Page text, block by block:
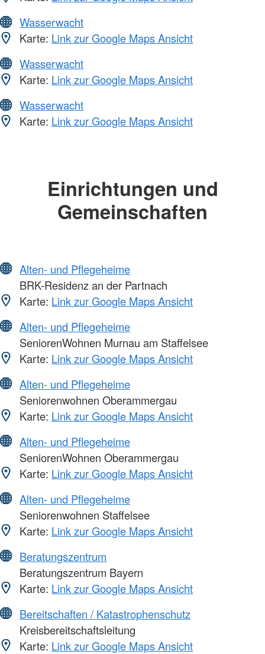
Wasserwacht
Karte: Link zur Google Maps Ansicht
Wasserwacht
Karte: Link zur Google Maps Ansicht
Wasserwacht
Karte: Link zur Google Maps Ansicht
Einrichtungen und
Gemeinschaften
Alten- und Pflegeheime
BRK-Residenz an der Partnach
Karte: Link zur Google Maps Ansicht
Alten- und Pflegeheime
SeniorenWohnen Murnau am Staffelsee
Karte: Link zur Google Maps Ansicht
Alten- und Pflegeheime
Seniorenwohnen Oberammergau
Karte: Link zur Google Maps Ansicht
Alten- und Pflegeheime
SeniorenWohnen Oberammergau
Karte: Link zur Google Maps Ansicht
Alten- und Pflegeheime
Seniorenwohnen Staffelsee
Karte: Link zur Google Maps Ansicht
Beratungszentrum
Beratungszentrum Bayern
Karte: Link zur Google Maps Ansicht
Bereitschaften / Katastrophenschutz
Kreisbereitschaftsleitung
Karte: Link zur Google Maps Ansicht